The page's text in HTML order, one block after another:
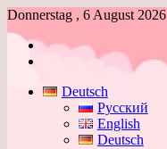
Donnerstag , 6 August 2026
Anmelden
Deutsch
Русский
English
Deutsch